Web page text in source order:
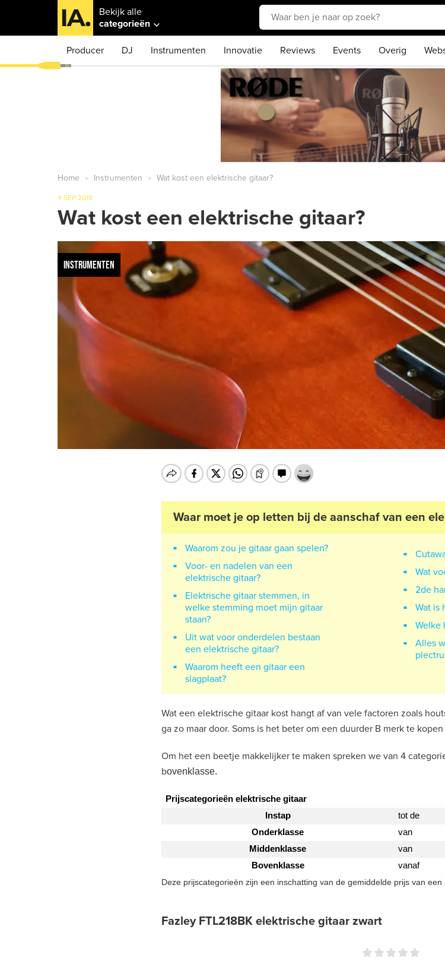
Bekijk alle
categorieën
Producer DJ Instrumenten Innovatie Reviews Events Overig
Home Instrumenten Wat kost een elektrische gitaar?
4 SEP 2018
Wat kost een elektrische gitaar?
INSTRUMENTEN
Waar moet je op letten bij de aanschaf van een
Waarom zou je gitaar gaan spelen?
Voor- en nadelen van een
elektrische gitaar?
Elektrische gitaar stemmen, in
welke stemming moet mijn gitaar
staan?
Uit wat voor onderdelen bestaan
een elektrische gitaar?
Waarom heeft een gitaar een
slagplaat?
Wat
2de
Wat is
Welke
Alles
Wat een elektrische gitaar kost hangt af van vele factoren zoals
ga zo maar door. Soms is het beter om een duurder B merk te
Om het een beetje makkelijker te maken spreken we van 4
bovenklasse.
Prijscategorieën elektrische gitaar
Instap
tot de
Onderklasse
van
Middenklasse
van
Bovenklasse
vanaf
Deze prijscategorieën zijn een inschatting van de gemiddelde prijs van
Fazley FTL218BK elektrische gitaar zwart